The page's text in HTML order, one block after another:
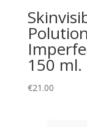
150 ml.
€21.00